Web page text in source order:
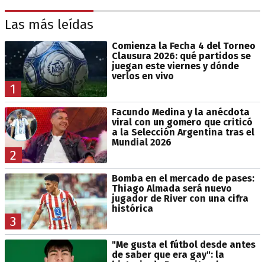
Las más leídas
1
Comienza la Fecha 4 del Torneo
Clausura 2026: qué partidos se
juegan este viernes y dónde
verlos en vivo
2
Facundo Medina y la anécdota
viral con un gomero que criticó
a la Selección Argentina tras el
Mundial 2026
3
Bomba en el mercado de pases:
Thiago Almada será nuevo
jugador de River con una cifra
histórica
"Me gusta el fútbol desde antes
de saber que era gay": la